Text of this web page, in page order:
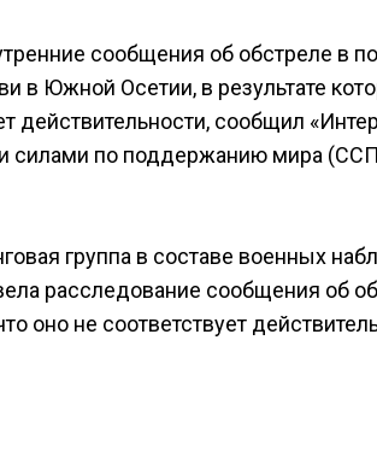
сообщения об обстреле в
в Южной Осетии, в результате
действительности, сообщил
по поддержанию мира
группа в составе военных
расследование сообщения об
оно не соответствует